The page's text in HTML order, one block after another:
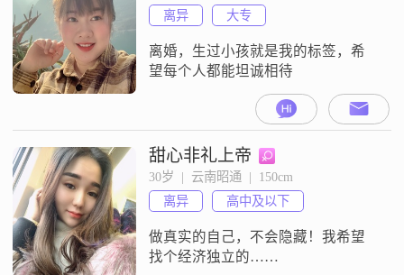
离异
大专
离婚，生过小孩就是我的标签，希
望每个人都能坦诚相待
甜心非礼上帝
30岁  |  云南昭通  |  150cm
离异
高中及以下
做真实的自己，不会隐藏！我希望
找个经济独立的……